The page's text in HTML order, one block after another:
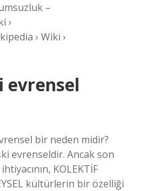
–
›
› Wiki ›
evrensel
bir neden midir?
evrenseldir. Ancak son
KOLEKTİF
kültürlerin bir özelliği